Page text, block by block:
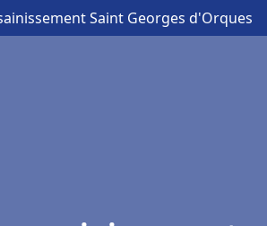
Saint Georges d'Orques